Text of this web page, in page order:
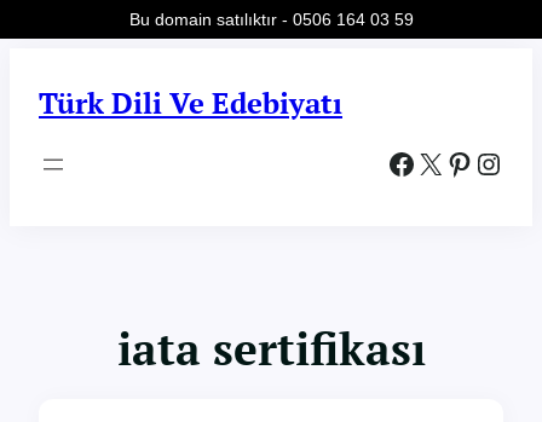
Türk Dili Ve Edebiyatı
Facebook X Pinterest Instagram
iata sertifikası
Bu domain satılıktır - 0506 164 03 59